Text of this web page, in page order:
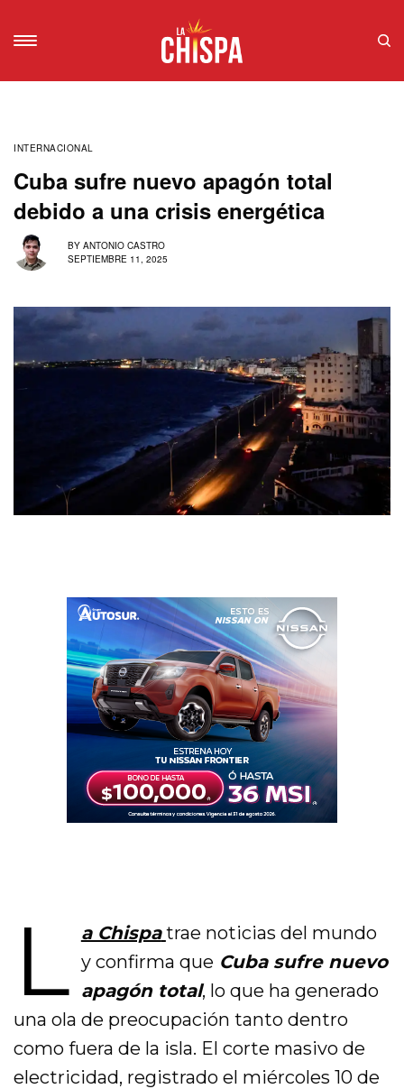
INTERNACIONAL
Cuba sufre nuevo apagón total
debido a una crisis energética
BY ANTONIO CASTRO
SEPTIEMBRE 11, 2025
L a Chispa trae noticias del mundo
y confirma que Cuba sufre nuevo
apagón total, lo que ha generado
una ola de preocupación tanto dentro
como fuera de la isla. El corte masivo de
electricidad, registrado el miércoles 10 de